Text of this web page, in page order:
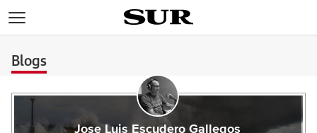
Blogs
Jose Luis Escudero Gallegos